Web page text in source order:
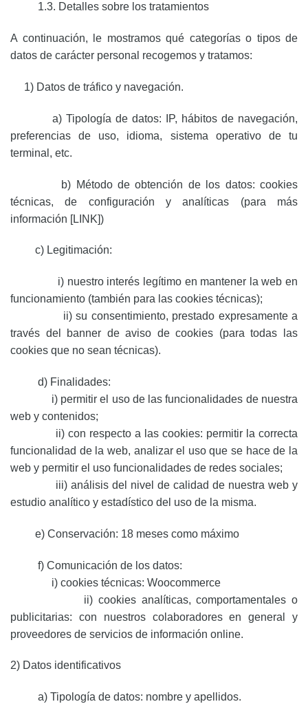
1.3. Detalles sobre los tratamientos
A continuación, le mostramos qué categorías o tipos de
datos de carácter personal recogemos y tratamos:
1) Datos de tráfico y navegación.
a) Tipología de datos: IP, hábitos de navegación,
preferencias de uso, idioma, sistema operativo de tu
terminal, etc.
b) Método de obtención de los datos: cookies
técnicas, de configuración y analíticas (para más
información [LINK])
c) Legitimación:
i) nuestro interés legítimo en mantener la web en
funcionamiento (también para las cookies técnicas);
ii) su consentimiento, prestado expresamente a
través del banner de aviso de cookies (para todas las
cookies que no sean técnicas).
d) Finalidades:
i) permitir el uso de las funcionalidades de nuestra
web y contenidos;
ii) con respecto a las cookies: permitir la correcta
funcionalidad de la web, analizar el uso que se hace de la
web y permitir el uso funcionalidades de redes sociales;
iii) análisis del nivel de calidad de nuestra web y
estudio analítico y estadístico del uso de la misma.
e) Conservación: 18 meses como máximo
f) Comunicación de los datos:
i) cookies técnicas: Woocommerce
ii) cookies analíticas, comportamentales o
publicitarias: con nuestros colaboradores en general y
proveedores de servicios de información online.
2) Datos identificativos
a) Tipología de datos: nombre y apellidos.